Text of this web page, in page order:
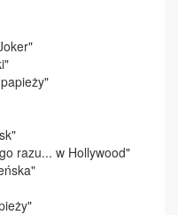
razu... w Hollywood"